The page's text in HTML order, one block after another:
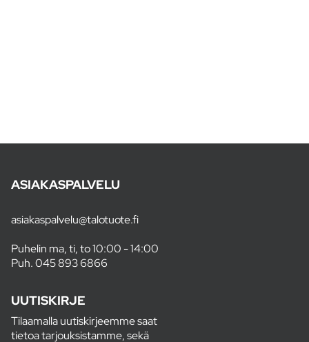
ASIAKASPALVELU
asiakaspalvelu@talotuote.fi
Puhelin ma, ti, to 10:00 - 14:00
Puh.045 893 6866
UUTISKIRJE
Tilaamalla uutiskirjeemme saat
tietoa tarjouksistamme, sekä